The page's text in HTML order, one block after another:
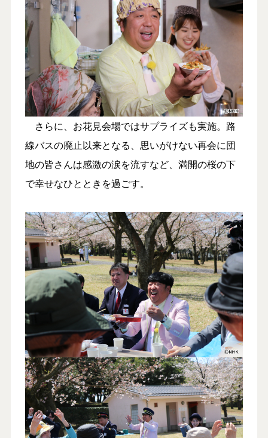
さらに、お花見会場ではサプライズも実施。路
線バスの廃止以来となる、思いがけない再会に団
地の皆さんは感激の涙を流すなど、満開の桜の下
で幸せなひとときを過ごす。